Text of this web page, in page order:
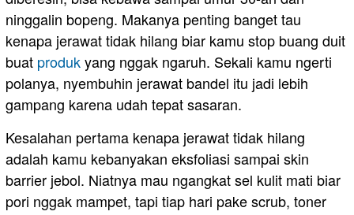
ninggalin bopeng. Makanya penting banget tau
kenapa jerawat tidak hilang biar kamu stop buang duit
buat produkyang nggak ngaruh. Sekali kamu ngerti
polanya, nyembuhin jerawat bandel itu jadi lebih
gampang karena udah tepat sasaran.
Kesalahan pertama kenapa jerawat tidak hilang
adalah kamu kebanyakan eksfoliasi sampai skin
barrier jebol. Niatnya mau ngangkat sel kulit mati biar
pori nggak mampet, tapi tiap hari pake scrub, toner